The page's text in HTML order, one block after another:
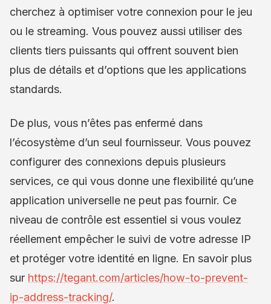
cherchez à optimiser votre connexion pour le jeu
ou le streaming. Vous pouvez aussi utiliser des
clients tiers puissants qui offrent souvent bien
plus de détails et d’options que les applications
standards.
De plus, vous n’êtes pas enfermé dans
l’écosystème d’un seul fournisseur. Vous pouvez
configurer des connexions depuis plusieurs
services, ce qui vous donne une flexibilité qu’une
application universelle ne peut pas fournir. Ce
niveau de contrôle est essentiel si vous voulez
réellement empêcher le suivi de votre adresse IP
et protéger votre identité en ligne. En savoir plus
sur https://tegant.com/articles/how-to-prevent-
ip-address-tracking/.